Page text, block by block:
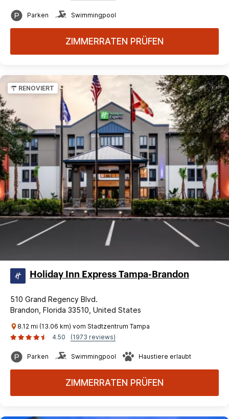
Parken Swimmingpool
ZIMMERRATEN PRÜFEN
RENOVIERT
Holiday Inn Express Tampa-Brandon
510 Grand Regency Blvd.
Brandon, Florida 33510, United States
8.12 mi (13.06 km) vom Stadtzentrum Tampa
4.50
(1973 reviews)
Parken Swimmingpool Haustiere erlaubt
ZIMMERRATEN PRÜFEN